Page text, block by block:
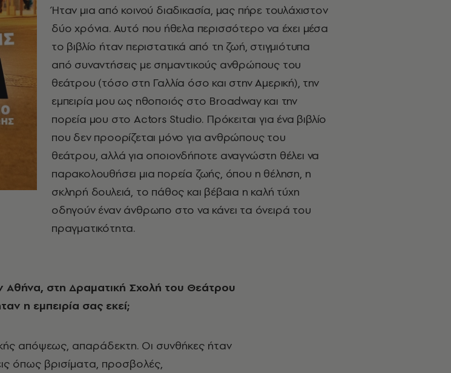
Ήταν μια από κοινού διαδικασία, μας πήρε τουλάχιστον
δύο χρόνια. Αυτό που ήθελα περισσότερο να έχει μέσα
το βιβλίο ήταν περιστατικά από τη ζωή, στιγμιότυπα
από συναντήσεις με σημαντικούς ανθρώπους του
θεάτρου (τόσο στη Γαλλία όσο και στην Αμερική), την
εμπειρία μου ως ηθοποιός στο Broadwayκαι την
πορεία μου στοActors Studio. Πρόκειται για ένα βιβλίο
που δεν προορίζεται μόνο για ανθρώπους του
θεάτρου, αλλά για οποιονδήποτε αναγνώστη θέλει να
παρακολουθήσει μια πορεία ζωής, όπου η θέληση, η
σκληρή δουλειά, το πάθος και βέβαια η καλή τύχη
οδηγούν έναν άνθρωπο στο να κάνει τα όνειρά του
πραγματικότητα.
η εμπειρία σας εκεί;
απόψεως, απαράδεκτη. Οι συνθήκες ήταν
όπως βρισίματα, προσβολές,